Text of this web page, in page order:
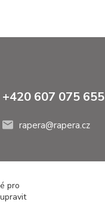
+420 607 075 655
rapera@rapera.cz
pro